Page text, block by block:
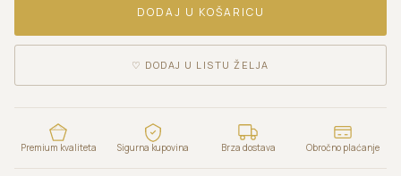
DODAJ U KOŠARICU
♡ DODAJ U LISTU ŽELJA
Premium kvaliteta Sigurna kupovina Brza dostava Obročno plaćanje